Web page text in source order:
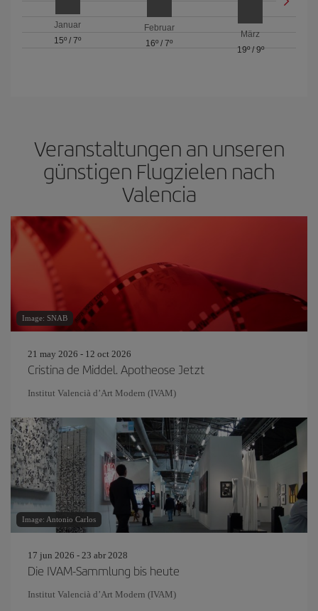
Januar
15º /7º
Februar
16º / 7º
März
19º/ 9º
Veranstaltungen an unseren
günstigen Flugzielen nach
Valencia
Image: SNAB
21 may 2026 - 12 oct 2026
Cristina de Middel. Apotheose Jetzt
Institut Valencià d’Art Modern (IVAM)
Image: Antonio Carlos
17 jun 2026 - 23 abr 2028
Die IVAM-Sammlung bis heute
Institut Valencià d’Art Modern (IVAM)